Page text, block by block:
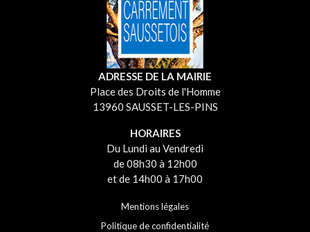
ADRESSE DE LA MAIRIE
Place des Droits de l'Homme
13960 SAUSSET-LES-PINS
HORAIRES
Du Lundi au Vendredi
de 08h30 à 12h00
et de 14h00 à 17h00
Mentions légales
Politique de confidentialité